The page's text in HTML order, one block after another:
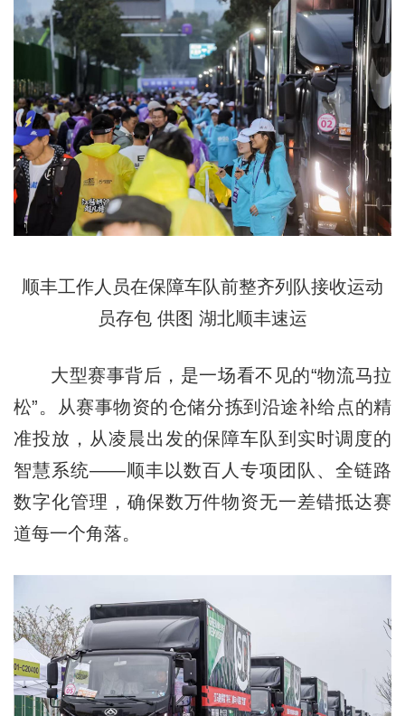
顺丰工作人员在保障车队前整齐列队接收运动
员存包 供图 湖北顺丰速运
大型赛事背后，是一场看不见的“物流马拉
松”。从赛事物资的仓储分拣到沿途补给点的精
准投放，从凌晨出发的保障车队到实时调度的
智慧系统——顺丰以数百人专项团队、全链路
数字化管理，确保数万件物资无一差错抵达赛
道每一个角落。